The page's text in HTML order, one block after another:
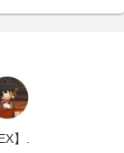
】.